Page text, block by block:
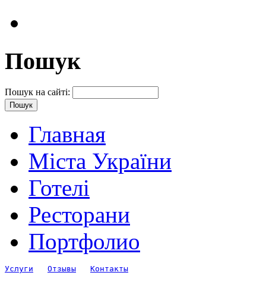
Пошук
Пошук на сайті:
Главная
Міста України
Готелі
Ресторани
Портфолио
Услуги Отзывы Контакты